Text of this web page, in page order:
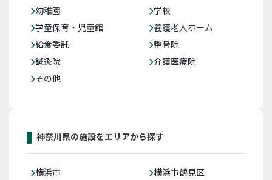
幼稚園
学校
学童保育・児童館
養護老人ホーム
給食委託
整骨院
鍼灸院
介護医療院
その他
神奈川県の施設をエリアから探す
横浜市
横浜市鶴見区